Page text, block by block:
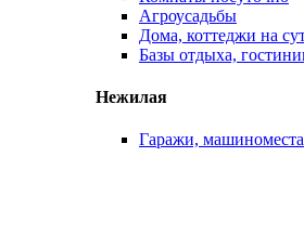
Агроусадьбы
Дома, коттеджи на
Базы отдыха,
Нежилая
Гаражи, машиноместа